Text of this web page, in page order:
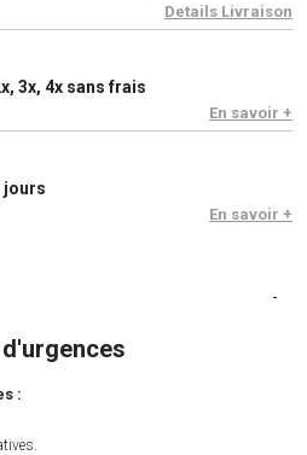
Details Livraison
3x, 4x sans frais
En savoir +
jours
En savoir +
-
: